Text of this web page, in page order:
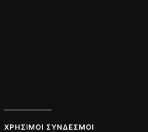
ΧΡΉΣΙΜΟΙ ΣΎΝΔΕΣΜΟΙ